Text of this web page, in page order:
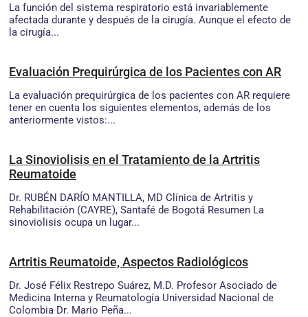
La función del sistema respiratorio está invariablemente
afectada durante y después de la cirugía. Aunque el efecto de
la cirugía...
Evaluación Prequirúrgica de los Pacientes con AR
La evaluación prequirúrgica de los pacientes con AR requiere
tener en cuenta los siguientes elementos, además de los
anteriormente vistos:...
La Sinoviolisis en el Tratamiento de la Artritis
Reumatoide
Dr. RUBÉN DARÍO MANTILLA, MD Clínica de Artritis y
Rehabilitación (CAYRE), Santafé de Bogotá Resumen La
sinoviolisis ocupa un lugar...
Artritis Reumatoide, Aspectos Radiológicos
Dr. José Félix Restrepo Suárez, M.D. Profesor Asociado de
Medicina Interna y Reumatología Universidad Nacional de
Colombia Dr. Mario Peña...